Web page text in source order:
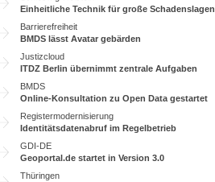
Einheitliche Technik für große Schadenslagen
Barrierefreiheit
BMDS lässt Avatar gebärden
Justizcloud
ITDZ Berlin übernimmt zentrale Aufgaben
BMDS
Online-Konsultation zu Open Data gestartet
Registermodernisierung
Identitätsdatenabruf im Regelbetrieb
GDI-DE
Geoportal.de startet in Version 3.0
Thüringen